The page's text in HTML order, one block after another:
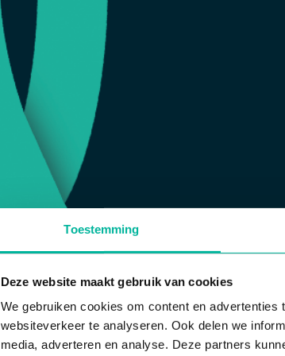
Toestemming
Deze website maakt gebruik van cookies
We gebruiken cookies om content en
websiteverkeer te analyseren. Ook delen we
media, adverteren en analyse. Deze partners
> Planning